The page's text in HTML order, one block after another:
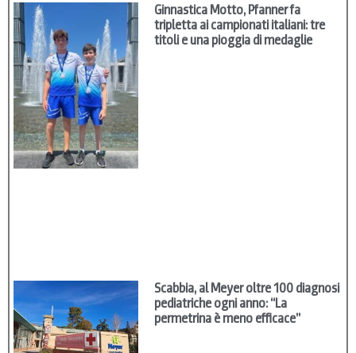
Ginnastica Motto, Pfanner fa
tripletta ai campionati italiani: tre
titoli e una pioggia di medaglie
Scabbia, al Meyer oltre 100 diagnosi
pediatriche ogni anno: “La
permetrina è meno efficace”